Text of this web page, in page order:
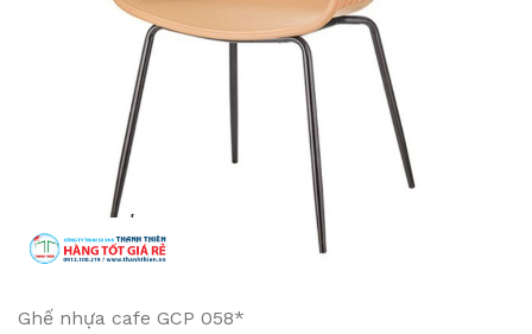
Ghế nhựa cafe GCP 058*